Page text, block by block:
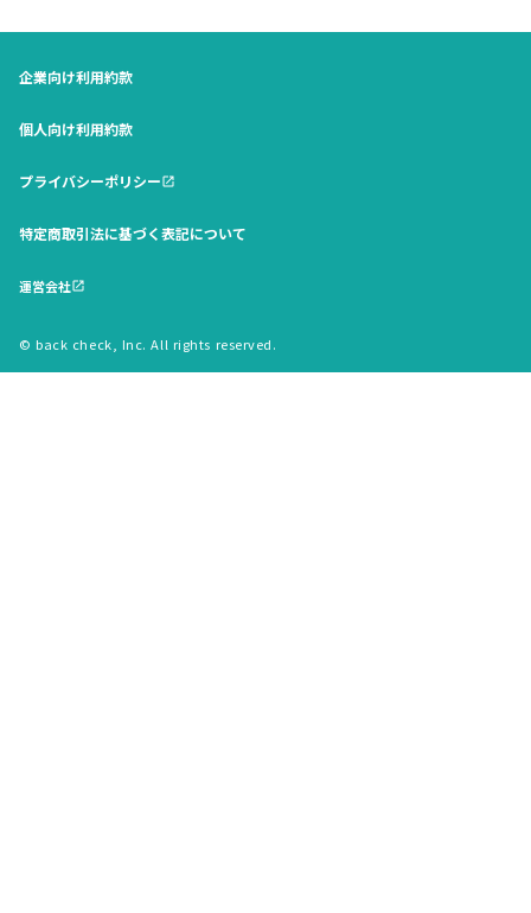
企業向け利用約款
個人向け利用約款
プライバシーポリシー open_in_new
特定商取引法に基づく表記について
運営会社open_in_new
© back check, Inc. All rights reserved.